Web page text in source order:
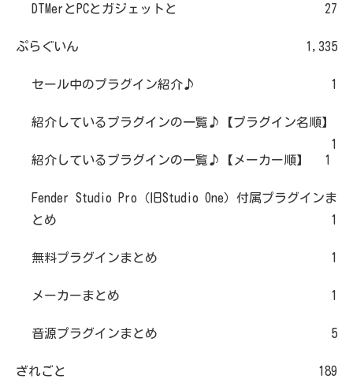
DTMerとPCとガジェットと 27
ぷらぐいん 1,335
セール中のプラグイン紹介♪ 1
紹介しているプラグインの一覧♪【プラグイン名順】
1
紹介しているプラグインの一覧♪【メーカー順】
1
Fender Studio Pro（旧Studio One）付属プラグインま
とめ
1
無料プラグインまとめ 1
メーカーまとめ 1
音源プラグインまとめ 5
ざれごと 189